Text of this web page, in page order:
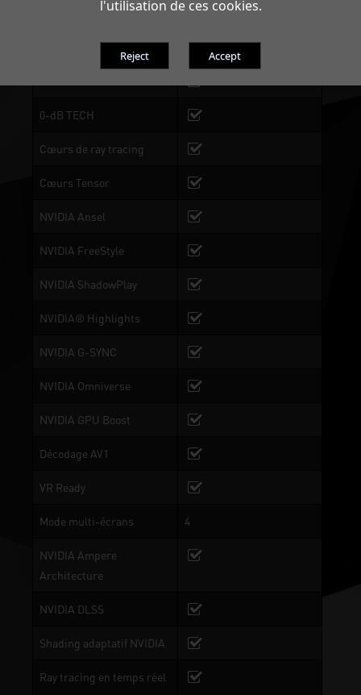
l'utilisation de ces cookies.
Mode, BIOS 2:Silent Mode
0-dB TECH
Cœurs de ray tracing
Cœurs Tensor
NVIDIA Ansel
NVIDIA FreeStyle
NVIDIA ShadowPlay
NVIDIA® Highlights
NVIDIA G-SYNC
NVIDIA Omniverse
NVIDIA GPU Boost
Décodage AV1
VR Ready
Mode multi-écrans 4
NVIDIA Ampere
Architecture
NVIDIA DLSS
Shading adaptatif NVIDIA
Ray tracing en temps réel